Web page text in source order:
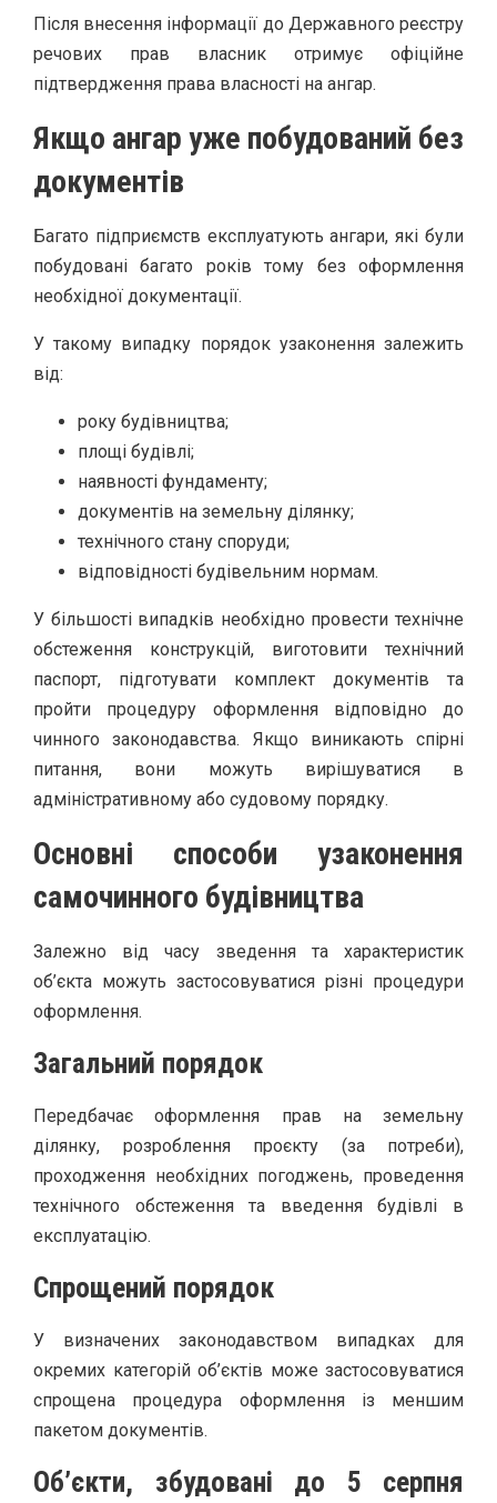
Після внесення інформації до Державного реєстру
речових прав власник отримує офіційне
підтвердження права власності на ангар.
Якщо ангар уже побудований без
документів
Багато підприємств експлуатують ангари, які були
побудовані багато років тому без оформлення
необхідної документації.
У такому випадку порядок узаконення залежить
від:
року будівництва;
площі будівлі;
наявності фундаменту;
документів на земельну ділянку;
технічного стану споруди;
відповідності будівельним нормам.
У більшості випадків необхідно провести технічне
обстеження конструкцій, виготовити технічний
паспорт, підготувати комплект документів та
пройти процедуру оформлення відповідно до
чинного законодавства. Якщо виникають спірні
питання, вони можуть вирішуватися в
адміністративному або судовому порядку.
Основні способи узаконення
самочинного будівництва
Залежно від часу зведення та характеристик
об’єкта можуть застосовуватися різні процедури
оформлення.
Загальний порядок
Передбачає оформлення прав на земельну
ділянку, розроблення проєкту (за потреби),
проходження необхідних погоджень, проведення
технічного обстеження та введення будівлі в
експлуатацію.
Спрощений порядок
У визначених законодавством випадках для
окремих категорій об’єктів може застосовуватися
спрощена процедура оформлення із меншим
пакетом документів.
Об’єкти, збудовані до 5 серпня